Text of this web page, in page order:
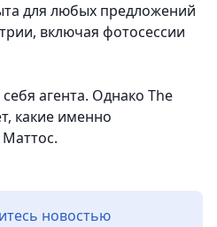
для любых предложений
включая фотосессии
агента. Однако The
какие именно
новостью